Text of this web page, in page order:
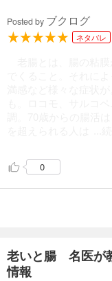
Posted by ブクログ
ネタバレ
0
老いと腸 名医が
情報